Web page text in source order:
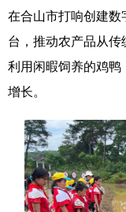
在合山市打响创建数
台，推动农产品从
利用闲暇饲养的鸡
增长。